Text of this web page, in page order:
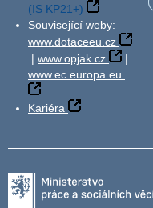
(IS KP21+)
Související weby:
www.dotaceeu.cz
| www.opjak.cz
|
www.ec.europa.eu
Kariéra